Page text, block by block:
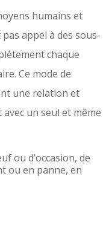
humains et
appel à des sous-
chaque
Ce mode de
une relation et
un seul et même
ou d’occasion, de
ou en panne, en